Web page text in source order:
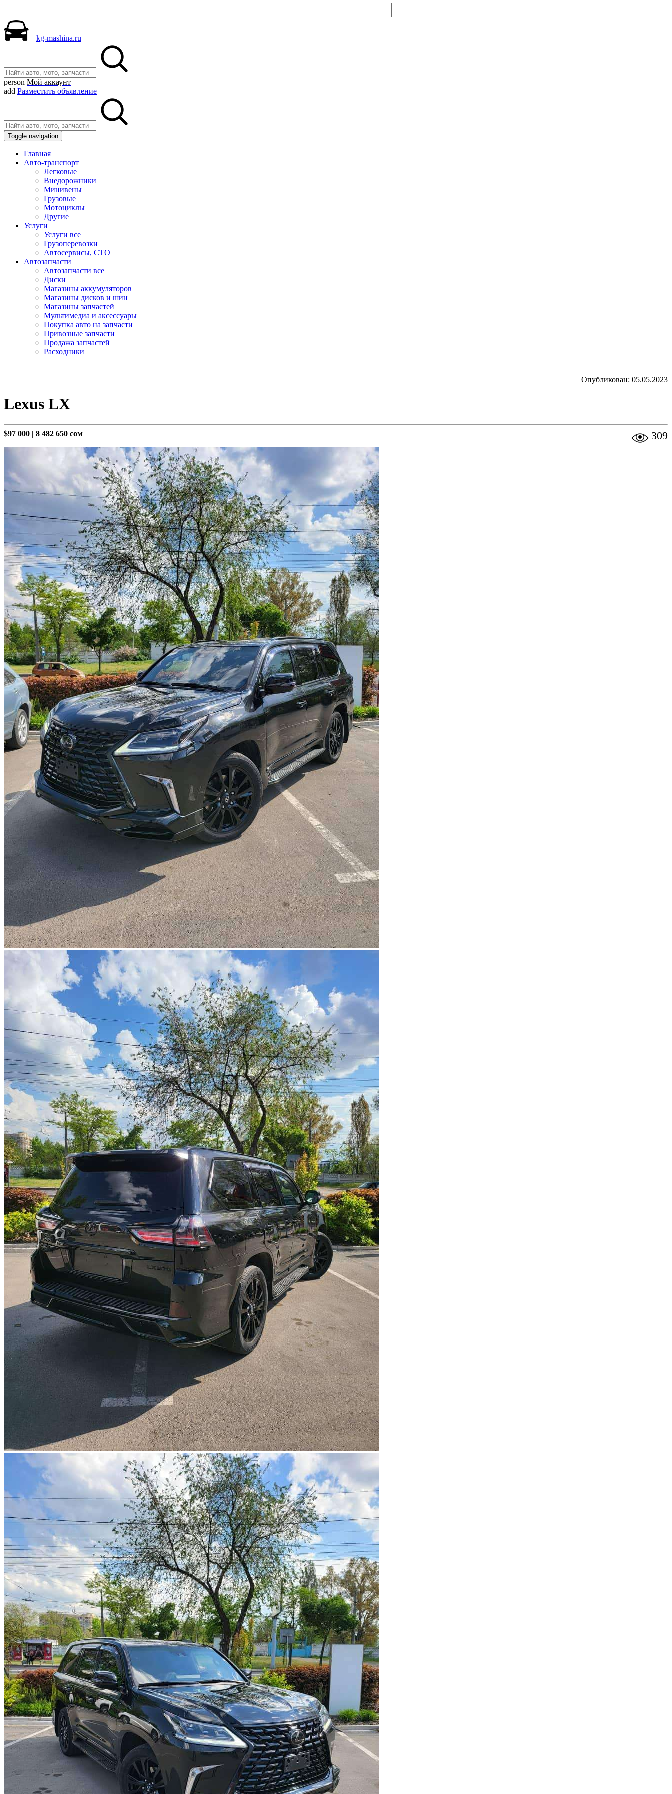
kg-mashina.ru
person Мой аккаунт
add Разместить объявление
Toggle navigation
Главная
Авто-транспорт
Легковые
Внедорожники
Минивены
Грузовые
Мотоциклы
Другие
Услуги
Услуги все
Грузоперевозки
Автосервисы, СТО
Автозапчасти
Автозапчасти все
Диски
Магазины аккумуляторов
Магазины дисков и шин
Магазины запчастей
Мультимедиа и аксессуары
Покупка авто на запчасти
Привозные запчасти
Продажа запчастей
Расходники
Опубликован: 05.05.2023
Lexus LX
$97 000 | 8 482 650 сом 309